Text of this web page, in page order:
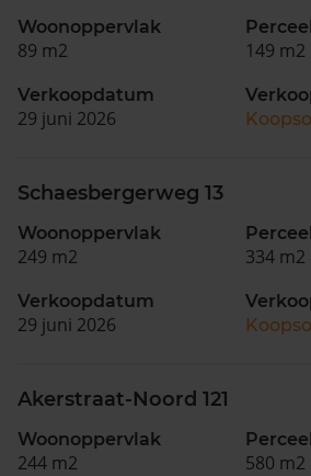
Woonoppervlak
89 m2
Perceel
149 m2
Verkoopdatum
29 juni 2026
Schaesbergerweg 13
Woonoppervlak
249 m2
Perceel
334 m2
Verkoopdatum
29 juni 2026
Akerstraat-Noord 121
Woonoppervlak
244 m2
Perceel
580 m2